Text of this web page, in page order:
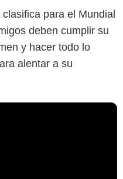
para el Mundial
deben cumplir su
y hacer todo lo
alentar a su